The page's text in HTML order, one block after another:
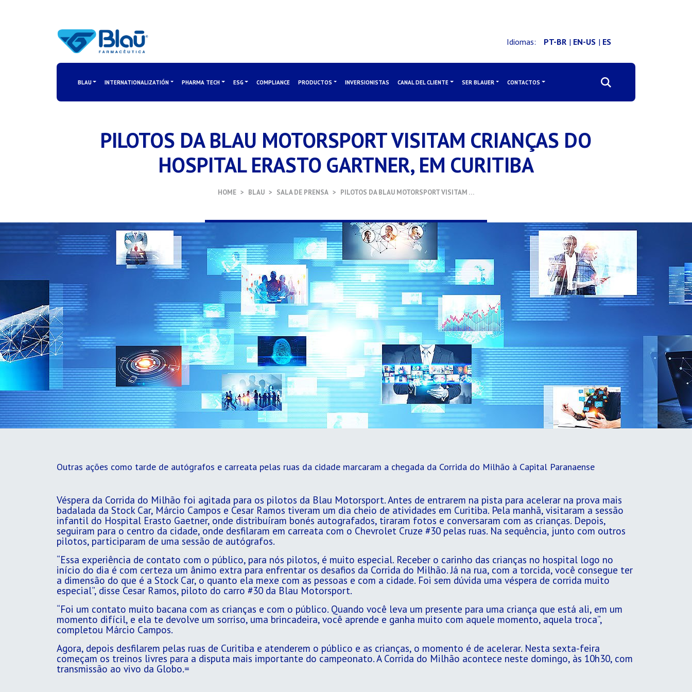
Idiomas: PT-BR | EN-US | ES
BLAU INTERNATIONALIZATIÓN PHARMA TECH ESG COMPLIANCE PRODUCTOS INVERSIONISTAS CANAL DEL CLIENTE SER BLAUER CONTACTOS
PILOTOS DA BLAU MOTORSPORT VISITAM CRIANÇAS DO
HOSPITAL ERASTO GARTNER, EM CURITIBA
HOME BLAU SALA DE PRENSA PILOTOS DA BLAU MOTORSPORT VISITAM …
Outras ações como tarde de autógrafos e carreata pelas ruas da cidade marcaram a chegada da Corrida do Milhão à Capital Paranaense
Véspera da Corrida do Milhão foi agitada para os pilotos da Blau Motorsport. Antes de entrarem na pista para acelerar na prova mais
badalada da Stock Car, Márcio Campos e Cesar Ramos tiveram um dia cheio de atividades em Curitiba. Pela manhã, visitaram a sessão
infantil do Hospital Erasto Gaetner, onde distribuíram bonés autografados, tiraram fotos e conversaram com as crianças. Depois,
seguiram para o centro da cidade, onde desfilaram em carreata com o Chevrolet Cruze #30 pelas ruas. Na sequência, junto com outros
pilotos, participaram de uma sessão de autógrafos.
“Essa experiência de contato com o público, para nós pilotos, é muito especial. Receber o carinho das crianças no hospital logo no
início do dia é com certeza um ânimo extra para enfrentar os desafios da Corrida do Milhão. Já na rua, com a torcida, você consegue ter
a dimensão do que é a Stock Car, o quanto ela mexe com as pessoas e com a cidade. Foi sem dúvida uma véspera de corrida muito
especial”, disse Cesar Ramos, piloto do carro #30 da Blau Motorsport.
“Foi um contato muito bacana com as crianças e com o público. Quando você leva um presente para uma criança que está ali, em um
momento difícil, e ela te devolve um sorriso, uma brincadeira, você aprende e ganha muito com aquele momento, aquela troca”,
completou Márcio Campos.
Agora, depois desfilarem pelas ruas de Curitiba e atenderem o público e as crianças, o momento é de acelerar. Nesta sexta-feira
começam os treinos livres para a disputa mais importante do campeonato. A Corrida do Milhão acontece neste domingo, às 10h30, com
transmissão ao vivo da Globo.=